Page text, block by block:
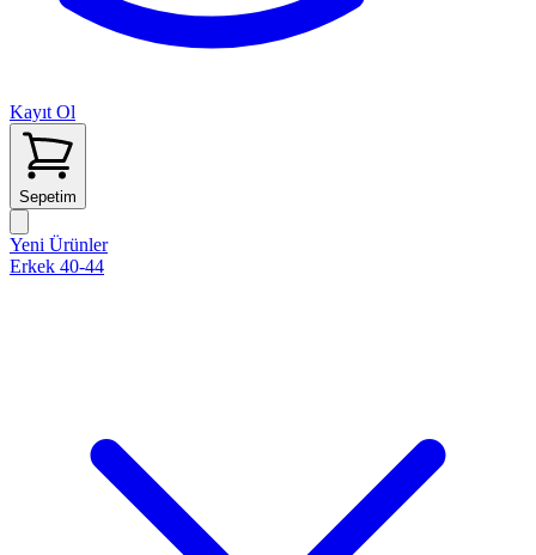
Kayıt Ol
Sepetim
Yeni Ürünler
Erkek 40-44